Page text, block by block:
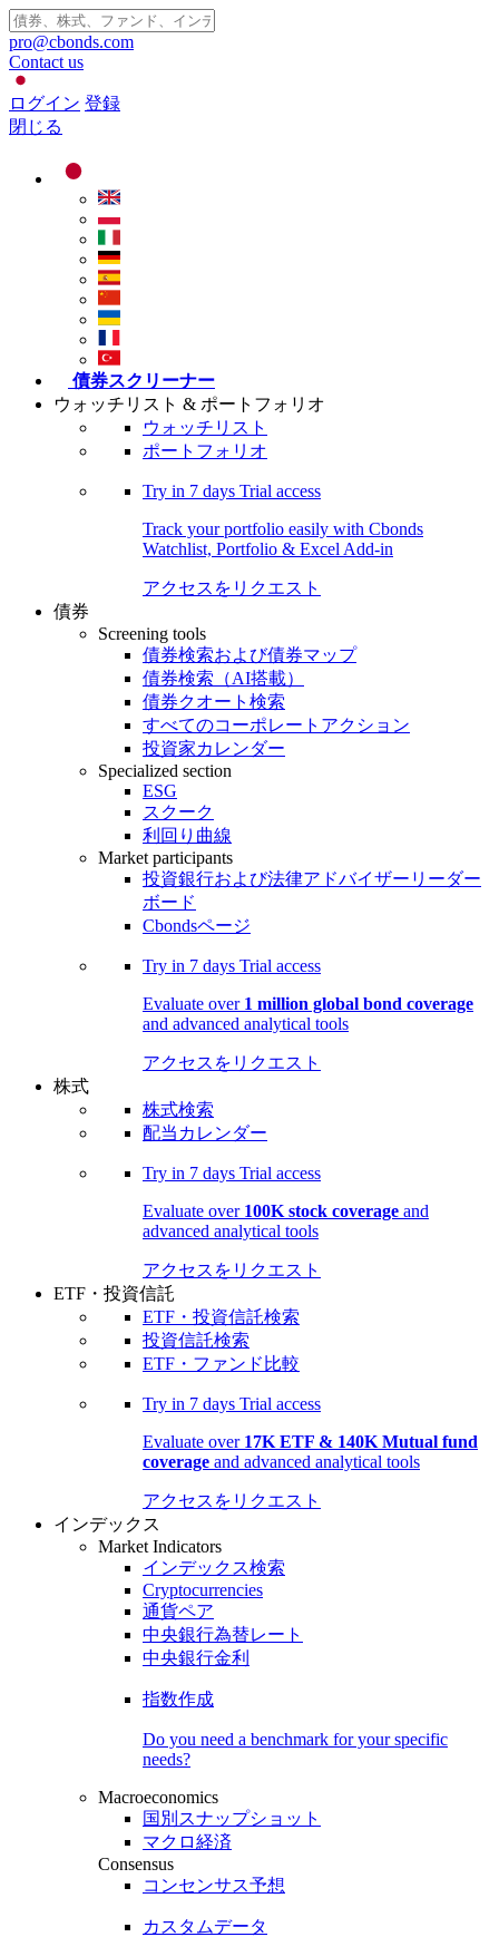
pro@cbonds.com
Contact us
ログイン 登録
閉じる
債券スクリーナー
ウォッチリスト & ポートフォリオ
ウォッチリスト
ポートフォリオ
Try in 7 days Trial access
Track your portfolio easily with Cbonds
Watchlist, Portfolio & Excel Add-in
アクセスをリクエスト
債券
Screening tools
債券検索および債券マップ
債券検索（AI搭載）
債券クオート検索
すべてのコーポレートアクション
投資家カレンダー
Specialized section
ESG
スクーク
利回り曲線
Market participants
投資銀行および法律アドバイザーリーダー
ボード
Cbondsページ
Try in 7 days Trial access
Evaluate over 1 million global bond coverage
and advanced analytical tools
アクセスをリクエスト
株式
株式検索
配当カレンダー
Try in 7 days Trial access
Evaluate over 100K stock coverage and
advanced analytical tools
アクセスをリクエスト
ETF・投資信託
ETF・投資信託検索
投資信託検索
ETF・ファンド比較
Try in 7 days Trial access
Evaluate over 17K ETF & 140K Mutual fund
coverage and advanced analytical tools
アクセスをリクエスト
インデックス
Market Indicators
インデックス検索
Cryptocurrencies
通貨ペア
中央銀行為替レート
中央銀行金利
指数作成
Do you need a benchmark for your specific
needs?
Macroeconomics
国別スナップショット
マクロ経済
Consensus
コンセンサス予想
カスタムデータ